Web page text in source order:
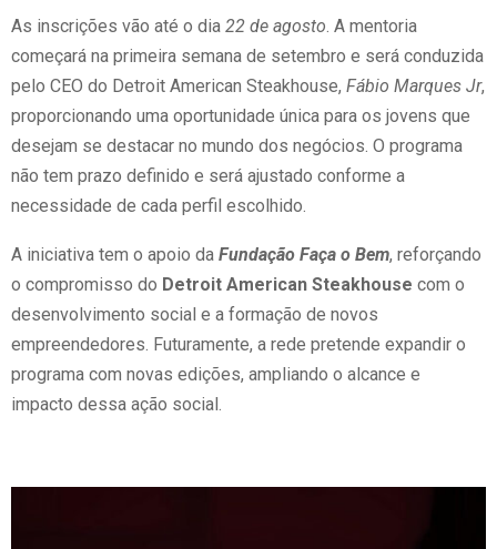
As inscrições vão até o dia 22 de agosto. A mentoria
começará na primeira semana de setembro e será conduzida
pelo CEO do Detroit American Steakhouse, Fábio Marques Jr,
proporcionando uma oportunidade única para os jovens que
desejam se destacar no mundo dos negócios. O programa
não tem prazo definido e será ajustado conforme a
necessidade de cada perfil escolhido.
A iniciativa tem o apoio da Fundação Faça o Bem, reforçando
o compromisso do Detroit American Steakhouse com o
desenvolvimento social e a formação de novos
empreendedores. Futuramente, a rede pretende expandir o
programa com novas edições, ampliando o alcance e
impacto dessa ação social.